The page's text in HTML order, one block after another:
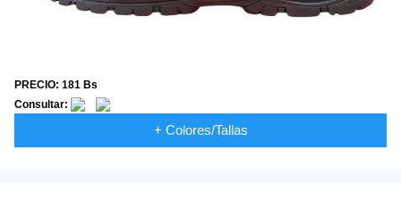
PRECIO: 181 Bs
Consultar:
+ Colores/Tallas